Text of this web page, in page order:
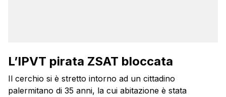
L’IPVT pirata ZSAT bloccata
Il cerchio si è stretto intorno ad un cittadino
palermitano di 35 anni, la cui abitazione è stata